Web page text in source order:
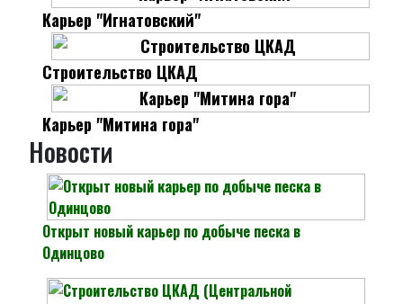
Карьер "Игнатовский"
Строительство ЦКАД
Карьер "Митина гора"
Новости
Открыт новый карьер по добыче песка в
Одинцово